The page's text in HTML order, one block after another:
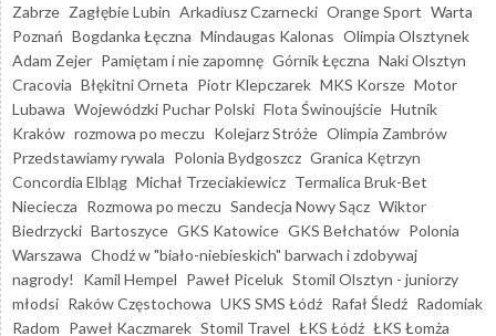
Zabrze Zagłębie Lubin Arkadiusz Czarnecki Orange Sport Warta
Poznań Bogdanka Łęczna Mindaugas Kalonas Olimpia Olsztynek
Adam Zejer Pamiętam i nie zapomnę Górnik Łęczna Naki Olsztyn
Cracovia Błękitni Orneta Piotr Klepczarek MKS Korsze Motor
Lubawa Wojewódzki Puchar Polski Flota Świnoujście Hutnik
Kraków rozmowa po meczu Kolejarz Stróże Olimpia Zambrów
Przedstawiamy rywala Polonia Bydgoszcz Granica Kętrzyn
Concordia Elbląg Michał Trzeciakiewicz Termalica Bruk-Bet
Nieciecza Rozmowa po meczu Sandecja Nowy Sącz Wiktor
Biedrzycki Bartoszyce GKS Katowice GKS Bełchatów Polonia
Warszawa Chodź w "biało-niebieskich" barwach i zdobywaj
nagrody!
Kamil Hempel Paweł Piceluk Stomil Olsztyn - juniorzy
młodsi Raków Częstochowa UKS SMS Łódź Rafał Śledź Radomiak
Radom Paweł Kaczmarek Stomil Travel ŁKS Łódź ŁKS Łomża